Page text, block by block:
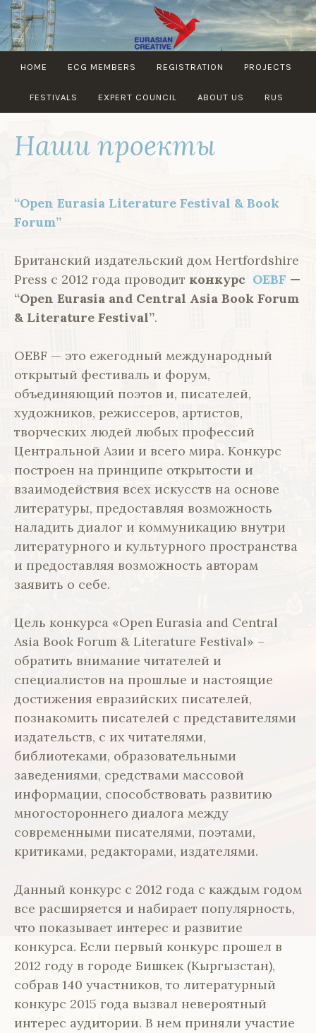
Skip
to
content
EURASIAN
CREATIVE
GUILD
HOME ECG MEMBERS REGISTRATION PROJECTS
FESTIVALS EXPERT COUNCIL ABOUT US RUS
Наши проекты
“Open Eurasia Literature Festival & Book
Forum”
Британский издательский дом Hertfordshire
Press с 2012 года проводит конкурс OEBF —
“Open Eurasia and Central Asia Book Forum
& Literature Festival”.
OEBF — это ежегодный международный
открытый фестиваль и форум,
объединяющий поэтов и, писателей,
художников, режиссеров, артистов,
творческих людей любых профессий
Центральной Азии и всего мира. Конкурс
построен на принципе открытости и
взаимодействия всех искусств на основе
литературы, предоставляя возможность
наладить диалог и коммуникацию внутри
литературного и культурного пространства
и предоставляя возможность авторам
заявить о себе.
Цель конкурса «Open Eurasia and Central
Asia Book Forum & Literature Festival» –
обратить внимание читателей и
специалистов на прошлые и настоящие
достижения евразийских писателей,
познакомить писателей с представителями
издательств, с их читателями,
библиотеками, образовательными
заведениями, средствами массовой
информации, способствовать развитию
многостороннего диалога между
современными писателями, поэтами,
критиками, редакторами, издателями.
Данный конкурс с 2012 года с каждым годом
все расширяется и набирает популярность,
что показывает интерес и развитие
конкурса. Если первый конкурс прошел в
2012 году в городе Бишкек (Кыргызстан),
собрав 140 участников, то литературный
конкурс 2015 года вызвал невероятный
интерес аудитории. В нем приняли участие